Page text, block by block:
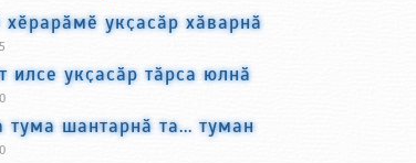
укҫасӑр хӑварнӑ
илсе укҫасӑр тӑрса юлнӑ
шантарнӑ та... туман